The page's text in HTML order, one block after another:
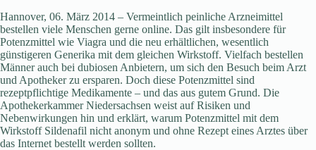
Hannover, 06. März 2014 – Vermeintlich peinliche Arzneimittel
bestellen viele Menschen gerne online. Das gilt insbesondere für
Potenzmittel wie Viagra und die neu erhältlichen, wesentlich
günstigeren Generika mit dem gleichen Wirkstoff. Vielfach bestellen
Männer auch bei dubiosen Anbietern, um sich den Besuch beim Arzt
und Apotheker zu ersparen. Doch diese Potenzmittel sind
rezeptpflichtige Medikamente – und das aus gutem Grund. Die
Apothekerkammer Niedersachsen weist auf Risiken und
Nebenwirkungen hin und erklärt, warum Potenzmittel mit dem
Wirkstoff Sildenafil nicht anonym und ohne Rezept eines Arztes über
das Internet bestellt werden sollten.